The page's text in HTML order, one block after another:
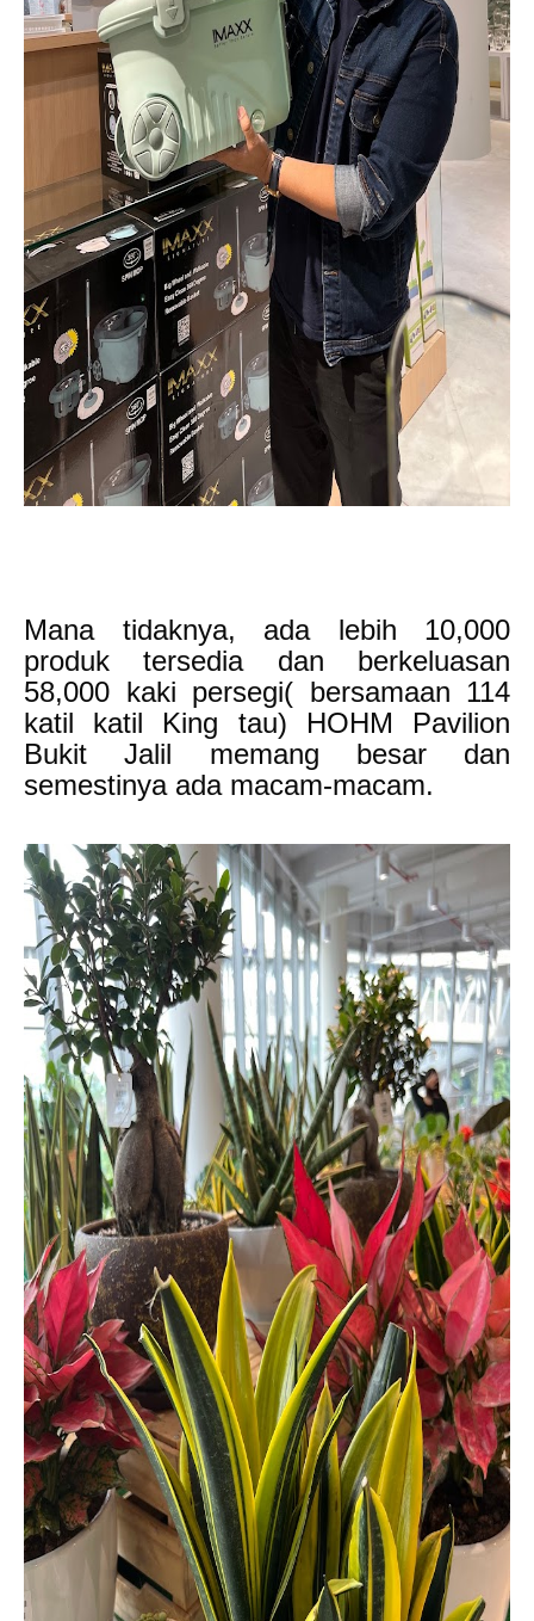
Mana tidaknya, ada lebih 10,000
produk tersedia dan berkeluasan
58,000 kaki persegi( bersamaan 114
katil katil King tau) HOHM Pavilion
Bukit Jalil memang besar dan
semestinya ada macam-macam.